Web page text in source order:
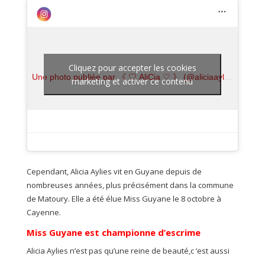
Une photo publiée par 《 ♡ AliCia ♡ 》 (@aliciaayliesoff)
Cliquez pour accepter les cookies
marketing et activer ce contenu
Cependant, Alicia Aylies vit en Guyane depuis de
nombreuses années, plus précisément dans la commune
de Matoury. Elle a été élue Miss Guyane le 8 octobre à
Cayenne.
Miss Guyane est championne d’escrime
Alicia Aylies n’est pas qu’une reine de beauté,c ‘est aussi